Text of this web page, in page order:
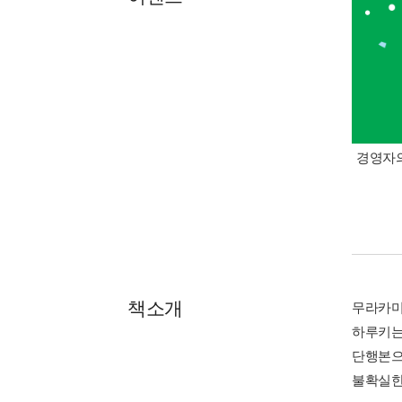
경영자
책소개
무라카
하루키
단행본
불확실